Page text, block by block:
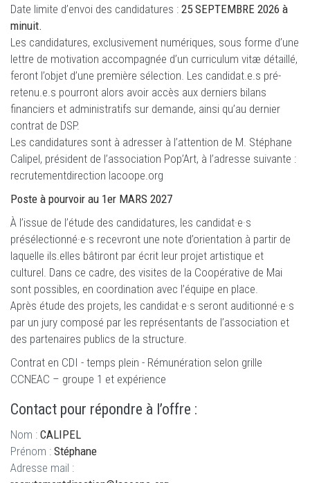
Date limite d’envoi des candidatures : 25 SEPTEMBRE 2026 à
minuit.
Les candidatures, exclusivement numériques, sous forme d’une
lettre de motivation accompagnée d’un curriculum vitæ détaillé,
feront l’objet d’une première sélection. Les candidat.e.s pré-
retenu.e.s pourront alors avoir accès aux derniers bilans
financiers et administratifs sur demande, ainsi qu’au dernier
contrat de DSP.
Les candidatures sont à adresser à l’attention de M. Stéphane
Calipel, président de l’association Pop’Art, à l’adresse suivante :
recrutementdirection lacoope.org
Poste à pourvoir au 1er MARS 2027
À l’issue de l’étude des candidatures, les candidat·e·s
présélectionné·e·s recevront une note d’orientation à partir de
laquelle ils.elles bâtiront par écrit leur projet artistique et
culturel. Dans ce cadre, des visites de la Coopérative de Mai
sont possibles, en coordination avec l’équipe en place.
Après étude des projets, les candidat·e·s seront auditionné·e·s
par un jury composé par les représentants de l’association et
des partenaires publics de la structure.
Contrat en CDI - temps plein - Rémunération selon grille
CCNEAC – groupe 1 et expérience
Contact pour répondre à l’offre :
Nom : CALIPEL
Prénom : Stéphane
Adresse mail :